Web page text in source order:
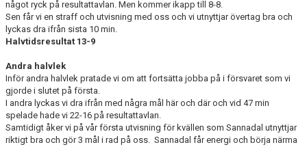
något ryck på resultattavlan. Men kommer ikapp till 8-8.
Sen får vi en straff och utvisning med oss och vi utnyttjar övertag bra och
lyckas dra ifrån sista 10 min.
Halvtidsresultat 13-9
Andra halvlek
Inför andra halvlek pratade vi om att fortsätta jobba på i försvaret som vi
gjorde i slutet på första.
I andra lyckas vi dra ifrån med några mål här och där och vid 47 min
spelade hade vi 22-16 på resultattavlan.
Samtidigt åker vi på vår första utvisning för kvällen som Sannadal utnyttjar
riktigt bra och gör 3 mål i rad på oss. Sannadal får energi och börja närma